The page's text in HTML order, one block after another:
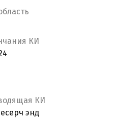
КИ
КИ
энд